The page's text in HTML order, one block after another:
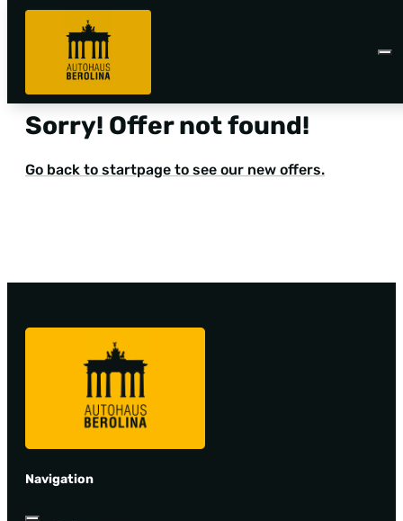
Sorry! Offer not found!
Go back to startpage to see our new offers.
Navigation